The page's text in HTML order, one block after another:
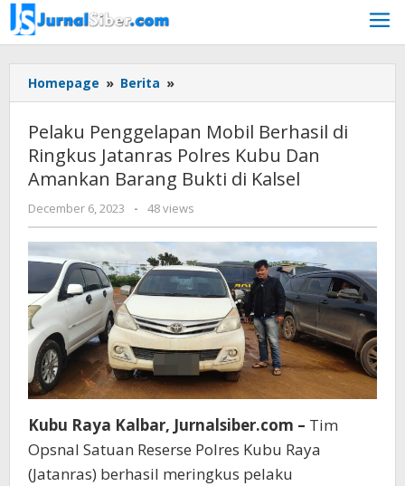
Skip
to
content
Homepage » Berita »
Penggelapan
Berhasil
di
Ringkus
Polres
Kubu
Dan
Amankan
Barang
di
Kalsel
Pelaku Penggelapan Mobil Berhasil di
Ringkus Jatanras Polres Kubu Dan
Amankan Barang Bukti di Kalsel
December 6, 2023
by
Jurnalsiber
- 48 views
Kubu Raya Kalbar, Jurnalsiber.com – Tim
Opsnal Satuan Reserse Polres Kubu Raya
(Jatanras) berhasil meringkus pelaku